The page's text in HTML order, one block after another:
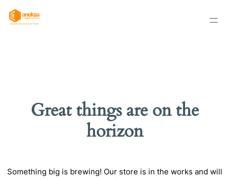
Great things are on the
horizon
Something big is brewing! Our store is in the works and will